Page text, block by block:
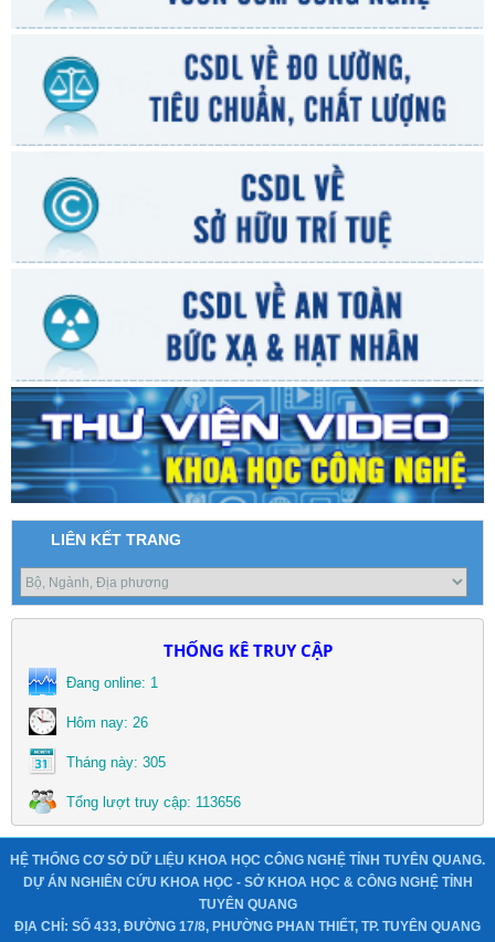
LIÊN KẾT TRANG
THỐNG KÊ TRUY CẬP
Đang online: 1
Hôm nay: 26
Tháng này: 305
Tổng lượt truy cập: 113656
HỆ THỐNG CƠ SỞ DỮ LIỆU KHOA HỌC CÔNG NGHỆ TỈNH TUYÊN QUANG.
DỰ ÁN NGHIÊN CỨU KHOA HỌC - SỞ KHOA HỌC & CÔNG NGHỆ TỈNH
TUYÊN QUANG
ĐỊA CHỈ: SỐ 433, ĐƯỜNG 17/8, PHƯỜNG PHAN THIẾT, TP. TUYÊN QUANG